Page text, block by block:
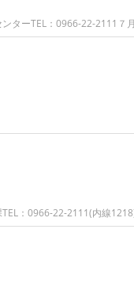
ターTEL：0966-22-2111７
：0966-22-2111(内線